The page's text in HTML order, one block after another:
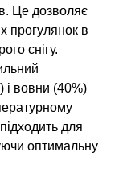
Це дозволяє
прогулянок в
снігу.
і вовни (40%)
для
оптимальну